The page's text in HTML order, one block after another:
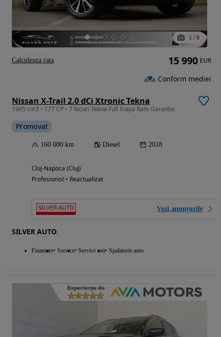
1 / 6
Nissan X-Trail 2.0 dCi Xtronic Tekna
1995 cm3 • 177 CP • 7 locuri Tekna Full Trapa Rate Garantie
Promovat
160 000 km Diesel 2018
Cluj-Napoca (Cluj)
Profesionist • Reactualizat
Vezi anunțurile
SILVER AUTO
Finantare Service Service roti Spalatorie auto
15 990 EUR
Conform mediei
Calculeaza rata